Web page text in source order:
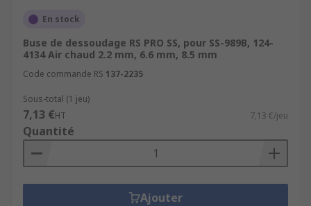
En stock
Buse de dessoudage RS PRO SS, pour SS-989B, 124-
4134 Air chaud 2.2 mm, 6.6 mm, 8.5 mm
Code commande RS 137-2235
Sous-total (1 jeu)
7,13 €HT 7,13 €/jeu
Quantité
Ajouter